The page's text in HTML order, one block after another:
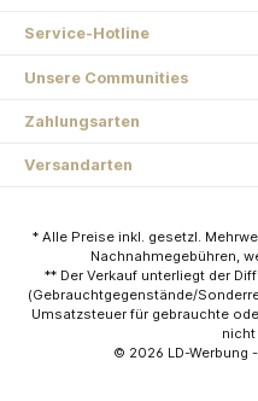
Service-Hotline
Unsere Communities
Zahlungsarten
Versandarten
* Alle Preise inkl. gesetzl.
Nachnahmegebühren,
** Der Verkauf unterliegt der
(Gebrauchtgegenstände/
Umsatzsteuer für gebrauchte
© 2026 LD-Werbung